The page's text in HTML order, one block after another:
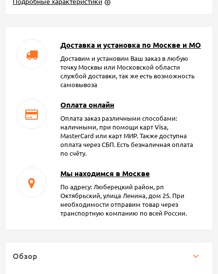
Доставка и установка по Москве и МО
Доставим и установим Ваш заказ в любую
точку Москвы или Московской области
службой доставки, так же есть возможность
самовывоза
Оплата онлайн
Оплата заказ различными способами:
наличными, при помощи карт Visa,
MasterCard или карт МИР. Также доступна
оплата через СБП. Есть безналичная оплата
по счёту.
Мы находимся в Москве
По адресу: Люберецкий район, рп
Октябрьский, улица Ленина, дом 25. При
необходимости отправим товар через
транспортную компанию по всей России.
Обзор